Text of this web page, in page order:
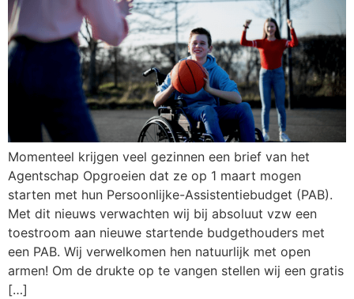
Momenteel krijgen veel gezinnen een brief van het
Agentschap Opgroeien dat ze op 1 maart mogen
starten met hun Persoonlijke-Assistentiebudget (PAB).
Met dit nieuws verwachten wij bij absoluut vzw een
toestroom aan nieuwe startende budgethouders met
een PAB. Wij verwelkomen hen natuurlijk met open
armen! Om de drukte op te vangen stellen wij een gratis
[…]